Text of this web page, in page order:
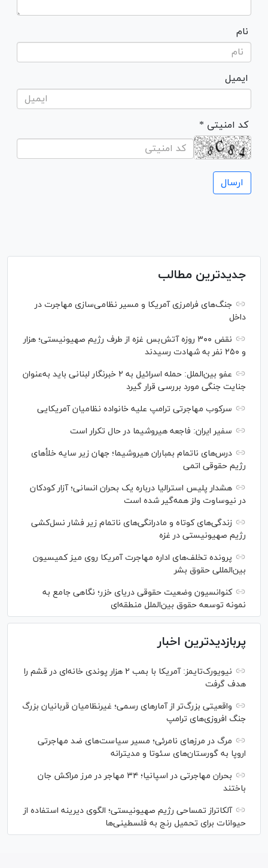
نام
ایمیل
* کد امنیتی
جدیدترین مطالب
جنگ‌های فرامرزی آمریکا و مسیر نظامی‌سازی مهاجرت در
داخل
نقض ۳۰۰ روزه آتش‌بس غزه از طرف رژیم صهیونیستی؛ هزار
و ۲۵۰ نفر به شهادت رسیدند
عفو بین‌الملل: حمله اسرائیل به ۲ خبرنگار لبنانی باید به‌عنوان
جنایت جنگی مورد بررسی قرار گیرد
سرکوب مهاجرتی ترامپ علیه خانواده نظامیان آمریکایی
سفیر ایران: فاجعه هیروشیما در حال تکرار است
درس‌های ناتمام بمباران هیروشیما؛ جهان زیر سایه خلأ‌های
رژیم حقوقی اتمی
هشدار پلیس استرالیا درباره یک بحران انسانی؛ آزار کودکان
در نیوساوت ولز همه‌گیر شده است
زندگی‌های کوتاه و مادرانگی‌های ناتمام زیر فشار نسل‌کشی
رژیم صهیونیستی در غزه
پرونده تخلف‌های اداره مهاجرت آمریکا روی میز کمیسیون
بین‌المللی حقوق بشر
کنوانسیون وضعیت حقوقی دریای خزر؛ نگاهی جامع به
نمونه توسعه حقوق بین‌الملل منطقه‌ای
پربازدیدترین اخبار
نیویورک‌تایمز: آمریکا با بمب ۲ هزار پوندی خانه‌ای در قشم را
هدف گرفت
واقعیتی بزرگ‌تر از آمار‌های رسمی؛ غیرنظامیان قربانیان بزرگ
جنگ افروزی‌های ترامپ
مرگ در مرز‌های نامرئی؛ مسیر سیاست‌های ضد مهاجرتی
اروپا به گورستان‌های سئوتا و مدیترانه
بحران مهاجرتی در اسپانیا؛ ۳۴ مهاجر در مرز مراکش جان
باختند
آلکاتراز تمساحی رژیم صهیونیستی؛ الگوی دیرینه استفاده از
حیوانات برای تحمیل رنج به فلسطینی‌ها